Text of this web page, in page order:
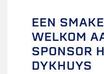
Kledingplan
Merchandise
Contributie
Gevonden voorwerpen
EEN
WELKOM
SPONSOR
DYKHUYS